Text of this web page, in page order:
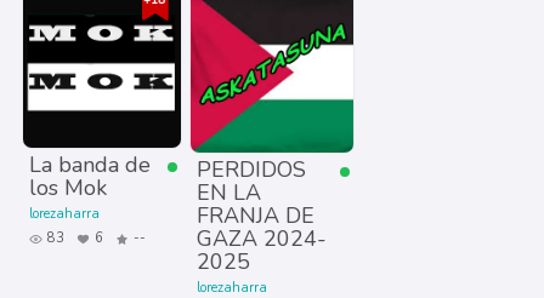
La banda de
los Mok
lorezaharra
83
6 --
PERDIDOS
EN LA
FRANJA DE
GAZA 2024-
2025
lorezaharra